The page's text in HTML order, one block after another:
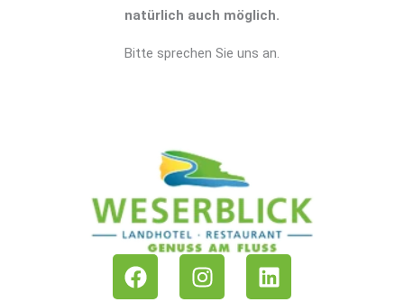
natürlich auch möglich.
Bitte sprechen Sie uns an.
F
a
I
n
L
i